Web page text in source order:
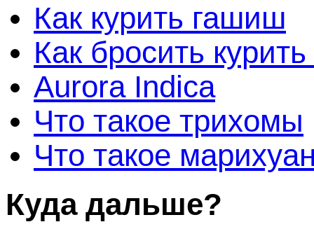
Как курить гашиш
Как бросить
Aurora Indica
Что такое трихомы
Что такое
Куда дальше?